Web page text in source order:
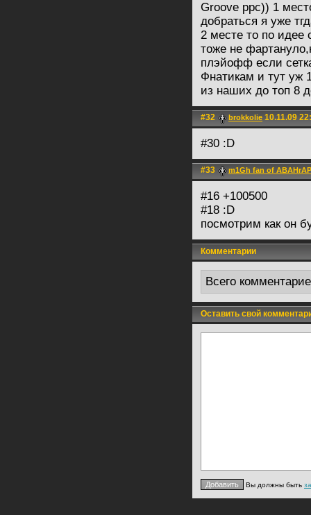
Groove ppc)) 1
добраться я уже
2 месте то по идее
тоже не
плэйофф если
Фнатикам и тут уж
из наших до топ 8
#32 brokkolie 10.11.09
#30 :D
#33 m1Gh fan of
#16 +100500
#18 :D
посмотрим как он
Комментарии
Всего
Оставить свой
Вы должны быть